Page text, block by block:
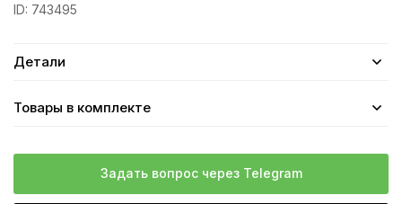
ID: 743495
Детали
Товары в комплекте
Задать вопрос через Telegram